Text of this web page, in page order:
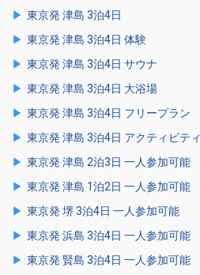
東京発 津島 3泊4日
東京発 津島 3泊4日 体験
東京発 津島 3泊4日 サウナ
東京発 津島 3泊4日 大浴場
東京発 津島 3泊4日 フリープラン
東京発 津島 3泊4日 アクティビティ
東京発 津島 2泊3日 一人参加可能
東京発 津島 1泊2日 一人参加可能
東京発 堺 3泊4日 一人参加可能
東京発 浜島 3泊4日 一人参加可能
東京発 賢島 3泊4日 一人参加可能